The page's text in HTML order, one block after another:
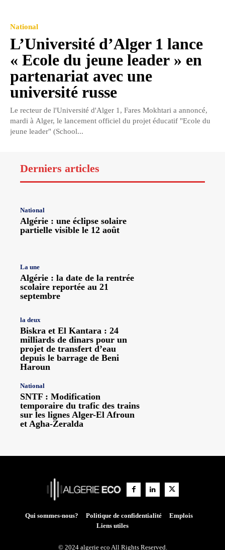
National
L’Université d’Alger 1 lance
« Ecole du jeune leader » en
partenariat avec une
université russe
Le recteur de l'Université d'Alger 1, Fares Mokhtari a annoncé,
mardi à Alger, le lancement officiel du projet éducatif "Ecole du
jeune leader" (School...
Derniers articles
National
Algérie : une éclipse solaire
partielle visible le 12 août
La une
Algérie : la date de la rentrée
scolaire reportée au 21
septembre
la deux
Biskra et El Kantara : 24
milliards de dinars pour un
projet de transfert d’eau
depuis le barrage de Beni
Haroun
National
SNTF : Modification
temporaire du trafic des trains
sur les lignes Alger-El Afroun
et Agha-Zeralda
Qui sommes-nous? Politique de confidentialité
Emplois
Liens utiles
© 2024 algerie eco All Rights Reserved.